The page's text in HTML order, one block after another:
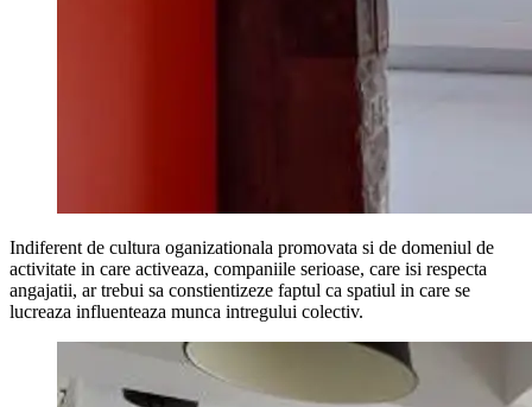
Indiferent de cultura oganizationala promovata si de domeniul de
activitate in care activeaza, companiile serioase, care isi respecta
angajatii, ar trebui sa constientizeze faptul ca spatiul in care se
lucreaza influenteaza munca intregului colectiv.